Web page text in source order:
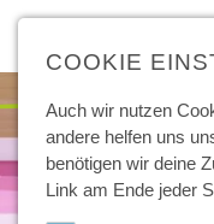
COOKIE
Auch wir nutzen
andere helfen uns
benötigen wir deine
Link am Ende jeder